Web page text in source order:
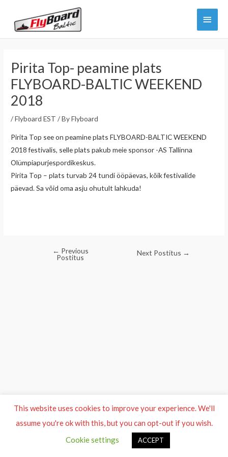
content
Main
Menu
Pirita Top- peamine plats
FLYBOARD-BALTIC WEEKEND
2018
/Flyboard EST / ByFlyboard
Pirita Top see on peamine plats FLYBOARD-BALTIC WEEKEND
2018 festivalis, selle plats pakub meie sponsor -AS Tallinna
Olümpiapurjespordikeskus.
Pirita Top – plats turvab 24 tundi ööpäevas, kõik festivalide
päevad. Sa võid oma asju ohutult lahkuda!
← Previous
Postitus
Next Postitus →
This website uses cookies to improve your experience. We'll
assume you're ok with this, but you can opt-out if you wish.
Cookie settings
ACCEPT